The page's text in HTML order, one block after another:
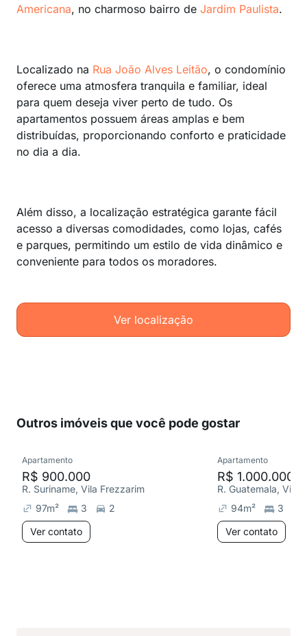
Americana, no charmoso bairro de Jardim Paulista.
Localizado na Rua João Alves Leitão, o condomínio
oferece uma atmosfera tranquila e familiar, ideal
para quem deseja viver perto de tudo. Os
apartamentos possuem áreas amplas e bem
distribuídas, proporcionando conforto e praticidade
no dia a dia.
Além disso, a localização estratégica garante fácil
acesso a diversas comodidades, como lojas, cafés
e parques, permitindo um estilo de vida dinâmico e
conveniente para todos os moradores.
Ver localização
Outros imóveis que você pode gostar
Apartamento
R$ 900.000
R. Suriname, Vila Frezzarim
97m² 3
2
Ver contato
Apartamento
R$ 1.000.000
R. Guatemala, Vila
94m² 3
Ver contato